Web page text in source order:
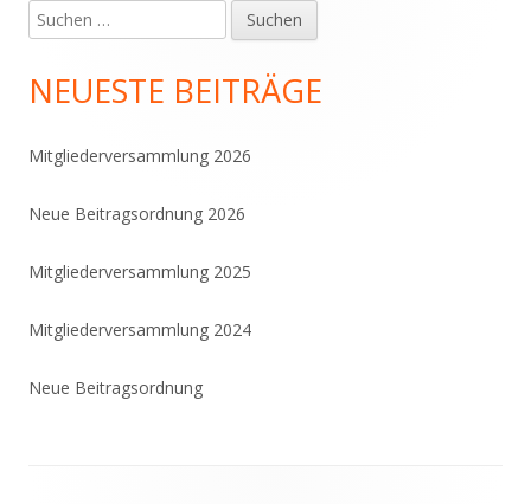
Haupt-
Seitenleiste
Suchen
nach:
NEUESTE BEITRÄGE
Mitgliederversammlung 2026
Neue Beitragsordnung 2026
Mitgliederversammlung 2025
Mitgliederversammlung 2024
Neue Beitragsordnung